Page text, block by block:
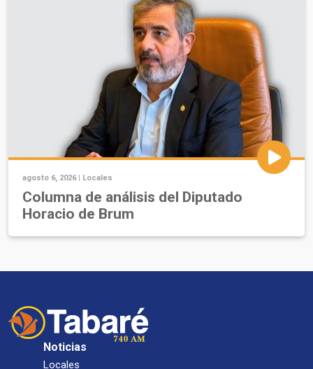
agosto 6, 2026 | Locales
Columna de análisis del Diputado
Horacio de Brum
Noticias
Locales